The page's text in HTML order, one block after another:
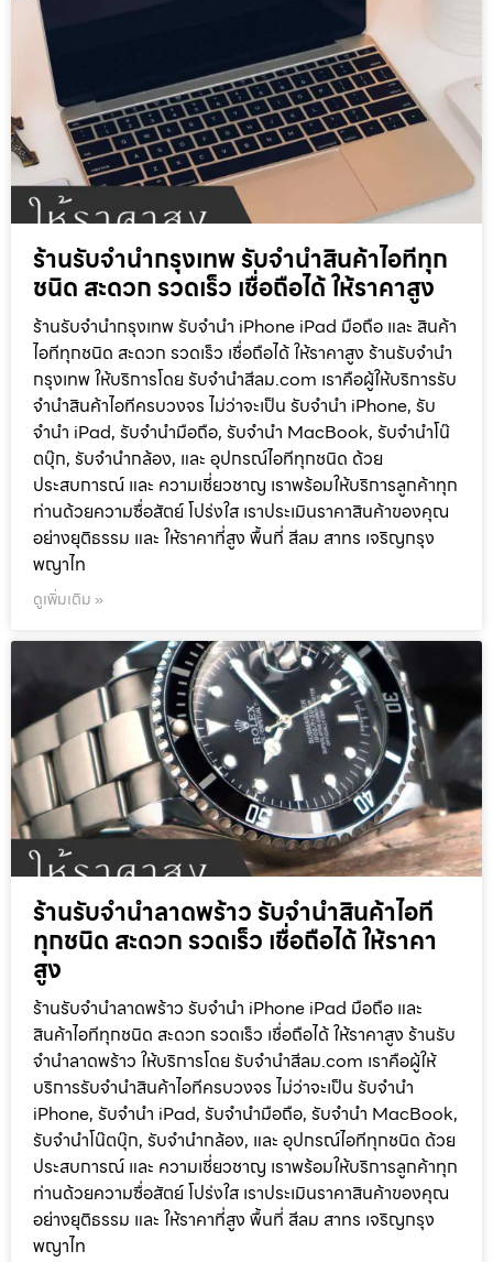
ร้านรับจำนำกรุงเทพ รับจำนำสินค้าไอทีทุก
ชนิด สะดวก รวดเร็ว เชื่อถือได้ ให้ราคาสูง
ร้านรับจำนำกรุงเทพ รับจำนำ iPhone iPad มือถือ และ สินค้า
ไอทีทุกชนิด สะดวก รวดเร็ว เชื่อถือได้ ให้ราคาสูง ร้านรับจำนำ
กรุงเทพ ให้บริการโดย รับจํานําสีลม.com เราคือผู้ให้บริการรับ
จำนำสินค้าไอทีครบวงจร ไม่ว่าจะเป็น รับจำนำ iPhone, รับ
จำนำ iPad, รับจำนำมือถือ, รับจำนำ MacBook, รับจำนำโน๊
ตบุ๊ก, รับจำนำกล้อง, และ อุปกรณ์ไอทีทุกชนิด ด้วย
ประสบการณ์ และ ความเชี่ยวชาญ เราพร้อมให้บริการลูกค้าทุก
ท่านด้วยความซื่อสัตย์ โปร่งใส เราประเมินราคาสินค้าของคุณ
อย่างยุติธรรม และ ให้ราคาที่สูง พื้นที่ สีลม สาทร เจริญกรุง
พญาไท
ดูเพิ่มเติม »
ร้านรับจำนำลาดพร้าว รับจำนำสินค้าไอที
ทุกชนิด สะดวก รวดเร็ว เชื่อถือได้ ให้ราคา
สูง
ร้านรับจำนำลาดพร้าว รับจำนำ iPhone iPad มือถือ และ
สินค้าไอทีทุกชนิด สะดวก รวดเร็ว เชื่อถือได้ ให้ราคาสูง ร้านรับ
จำนำลาดพร้าว ให้บริการโดย รับจํานําสีลม.com เราคือผู้ให้
บริการรับจำนำสินค้าไอทีครบวงจร ไม่ว่าจะเป็น รับจำนำ
iPhone, รับจำนำ iPad, รับจำนำมือถือ, รับจำนำ MacBook,
รับจำนำโน๊ตบุ๊ก, รับจำนำกล้อง, และ อุปกรณ์ไอทีทุกชนิด ด้วย
ประสบการณ์ และ ความเชี่ยวชาญ เราพร้อมให้บริการลูกค้าทุก
ท่านด้วยความซื่อสัตย์ โปร่งใส เราประเมินราคาสินค้าของคุณ
อย่างยุติธรรม และ ให้ราคาที่สูง พื้นที่ สีลม สาทร เจริญกรุง
พญาไท